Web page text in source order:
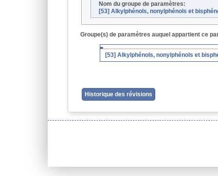
Nom du groupe de paramètres:
[53] Alkylphénols, nonylphénols et
Groupe(s) de paramètres auquel appartient ce
[53] Alkylphénols, nonylphénols et
Historique des révisions